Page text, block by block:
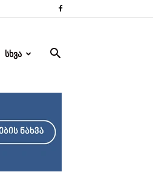
ᲡᲮᲕᲐ